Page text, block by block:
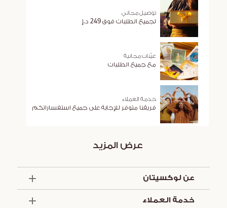
توصيل مجاني
لجميع الطلبات فوق 249 د.إ
عيّنات مجانية
مع جميع الطلبات
خدمة العملاء
فريقنا متوفر للإجابة على جميع استفساراتكم
عرض المزيد
عن لوكسيتان
خدمة العملاء